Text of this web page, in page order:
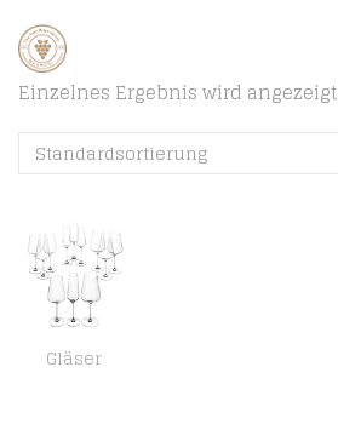
Einzelnes Ergebnis wird angezeigt
Standardsortierung
Gläser